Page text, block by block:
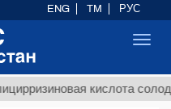
кислота
ENG TM РУС